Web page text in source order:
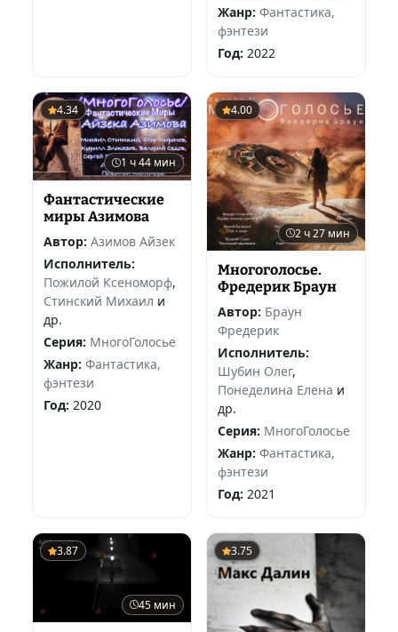
Жанр: Фантастика,
фэнтези
Год: 2022
4.34
1 ч 44 мин
Фантастические
миры Азимова
Автор: Азимов Айзек
Исполнитель:
Пожилой Ксеноморф,
Стинский Михаил и
др.
Серия: МногоГолосье
Жанр: Фантастика,
фэнтези
Год: 2020
4.00
2 ч 27 мин
Многоголосье.
Фредерик Браун
Автор: Браун
Фредерик
Исполнитель:
Шубин Олег,
Понеделина Елена и
др.
Серия: МногоГолосье
Жанр: Фантастика,
фэнтези
Год: 2021
3.87
45 мин
3.75